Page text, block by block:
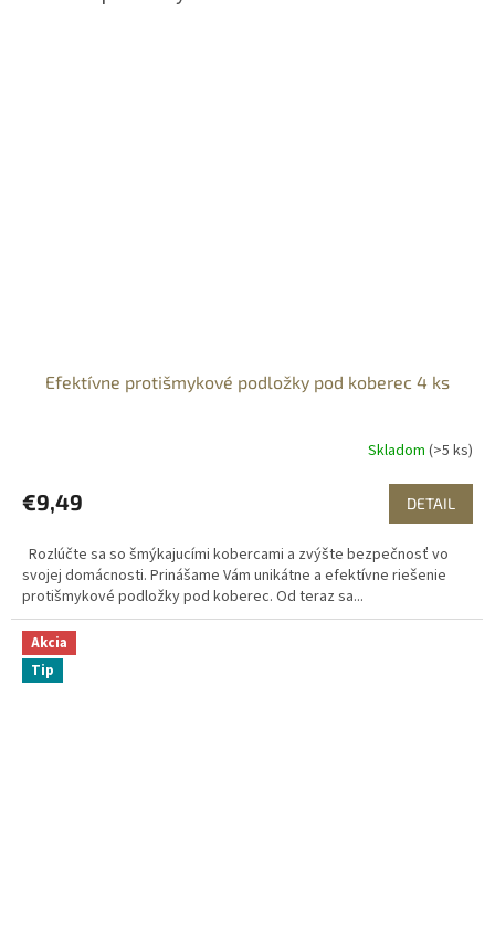
Efektívne protišmykové podložky pod koberec 4 ks
Skladom (>5 ks)
€9,49 DETAIL
Rozlúčte sa so šmýkajucími kobercami a zvýšte bezpečnosť vo
svojej domácnosti. Prinášame Vám unikátne a efektívne riešenie
protišmykové podložky pod koberec. Od teraz sa...
Akcia
Tip